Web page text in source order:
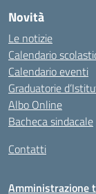
Novità
Le notizie
Calendario
Calendario eventi
Graduatorie
Albo Online
Bacheca sindacale
Contatti
Amministrazione